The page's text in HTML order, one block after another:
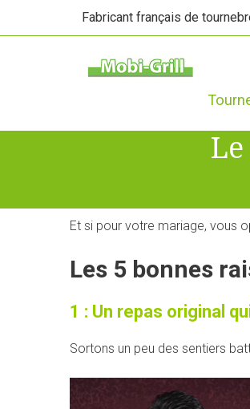
Fabricant français de
Et si pour votre mariage, vous
Les 5 bonnes
1 : Un repas original
Sortons un peu des sentiers